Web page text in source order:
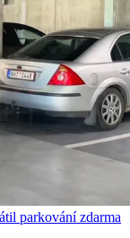
parkování zdarma